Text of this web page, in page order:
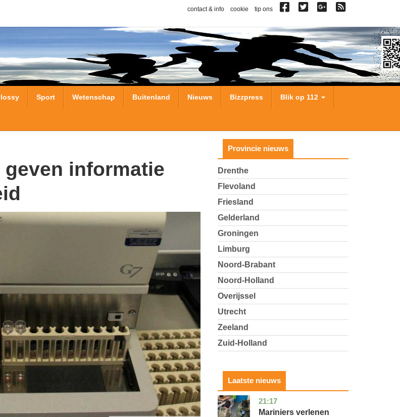
contact & info cookie tip ons
Sport Wetenschap Buitenland Nieuws Bizzpress Blik op 112
Provincie nieuws
Drenthe
Flevoland
Friesland
Gelderland
Groningen
Limburg
Noord-Brabant
Noord-Holland
Overijssel
Utrecht
Zeeland
Zuid-Holland
Laatste nieuws
21:17
buitenland
Mariniers verlenen